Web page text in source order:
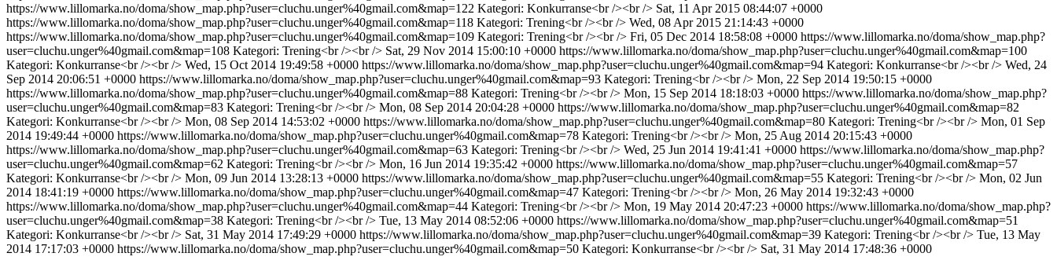
https://www.lillomarka.no/doma/show_map.php?user=cluchu.unger%40gmail.com&map=122 Kategori: Konkurranse<br /><br /> Sat, 11 Apr 2015 08:44:07 +0000
https://www.lillomarka.no/doma/show_map.php?user=cluchu.unger%40gmail.com&map=118 Kategori: Trening<br /><br /> Wed, 08 Apr 2015 21:14:43 +0000
https://www.lillomarka.no/doma/show_map.php?user=cluchu.unger%40gmail.com&map=109 Kategori: Trening<br /><br /> Fri, 05 Dec 2014 18:58:08 +0000 https://www.lillomarka.no/doma/show_map.php?
user=cluchu.unger%40gmail.com&map=108 Kategori: Trening<br /><br /> Sat, 29 Nov 2014 15:00:10 +0000 https://www.lillomarka.no/doma/show_map.php?user=cluchu.unger%40gmail.com&map=100
Kategori: Konkurranse<br /><br /> Wed, 15 Oct 2014 19:49:58 +0000 https://www.lillomarka.no/doma/show_map.php?user=cluchu.unger%40gmail.com&map=94 Kategori: Konkurranse<br /><br /> Wed, 24
Sep 2014 20:06:51 +0000 https://www.lillomarka.no/doma/show_map.php?user=cluchu.unger%40gmail.com&map=93 Kategori: Trening<br /><br /> Mon, 22 Sep 2014 19:50:15 +0000
https://www.lillomarka.no/doma/show_map.php?user=cluchu.unger%40gmail.com&map=88 Kategori: Trening<br /><br /> Mon, 15 Sep 2014 18:18:03 +0000 https://www.lillomarka.no/doma/show_map.php?
user=cluchu.unger%40gmail.com&map=83 Kategori: Trening<br /><br /> Mon, 08 Sep 2014 20:04:28 +0000 https://www.lillomarka.no/doma/show_map.php?user=cluchu.unger%40gmail.com&map=82
Kategori: Konkurranse<br /><br /> Mon, 08 Sep 2014 14:53:02 +0000 https://www.lillomarka.no/doma/show_map.php?user=cluchu.unger%40gmail.com&map=80 Kategori: Trening<br /><br /> Mon, 01 Sep
2014 19:49:44 +0000 https://www.lillomarka.no/doma/show_map.php?user=cluchu.unger%40gmail.com&map=78 Kategori: Trening<br /><br /> Mon, 25 Aug 2014 20:15:43 +0000
https://www.lillomarka.no/doma/show_map.php?user=cluchu.unger%40gmail.com&map=63 Kategori: Trening<br /><br /> Wed, 25 Jun 2014 19:41:41 +0000 https://www.lillomarka.no/doma/show_map.php?
user=cluchu.unger%40gmail.com&map=62 Kategori: Trening<br /><br /> Mon, 16 Jun 2014 19:35:42 +0000 https://www.lillomarka.no/doma/show_map.php?user=cluchu.unger%40gmail.com&map=57
Kategori: Konkurranse<br /><br /> Mon, 09 Jun 2014 13:28:13 +0000 https://www.lillomarka.no/doma/show_map.php?user=cluchu.unger%40gmail.com&map=55 Kategori: Trening<br /><br /> Mon, 02 Jun
2014 18:41:19 +0000 https://www.lillomarka.no/doma/show_map.php?user=cluchu.unger%40gmail.com&map=47 Kategori: Trening<br /><br /> Mon, 26 May 2014 19:32:43 +0000
https://www.lillomarka.no/doma/show_map.php?user=cluchu.unger%40gmail.com&map=44 Kategori: Trening<br /><br /> Mon, 19 May 2014 20:47:23 +0000 https://www.lillomarka.no/doma/show_map.php?
user=cluchu.unger%40gmail.com&map=38 Kategori: Trening<br /><br /> Tue, 13 May 2014 08:52:06 +0000 https://www.lillomarka.no/doma/show_map.php?user=cluchu.unger%40gmail.com&map=51
Kategori: Konkurranse<br /><br /> Sat, 31 May 2014 17:49:29 +0000 https://www.lillomarka.no/doma/show_map.php?user=cluchu.unger%40gmail.com&map=39 Kategori: Trening<br /><br /> Tue, 13 May
2014 17:17:03 +0000 https://www.lillomarka.no/doma/show_map.php?user=cluchu.unger%40gmail.com&map=50 Kategori: Konkurranse<br /><br /> Sat, 31 May 2014 17:48:36 +0000